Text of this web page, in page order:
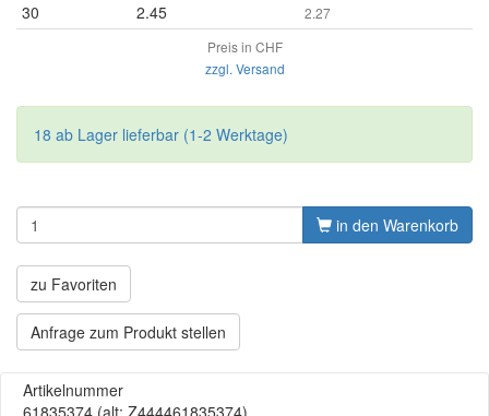
30 2.45
2.27
Preis in CHF
zzgl. Versand
18 ab Lager lieferbar (1-2 Werktage)
in den Warenkorb
zu Favoriten
Anfrage zum Produkt stellen
Artikelnummer
61835374 (alt: Z444461835374)